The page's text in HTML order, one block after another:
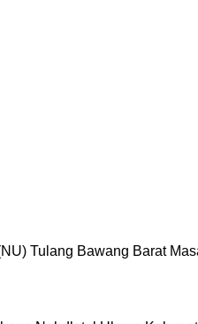
Tulang Bawang Barat